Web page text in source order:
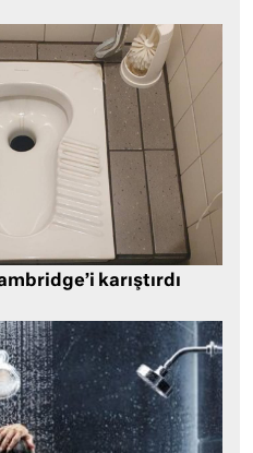
karıştırdı